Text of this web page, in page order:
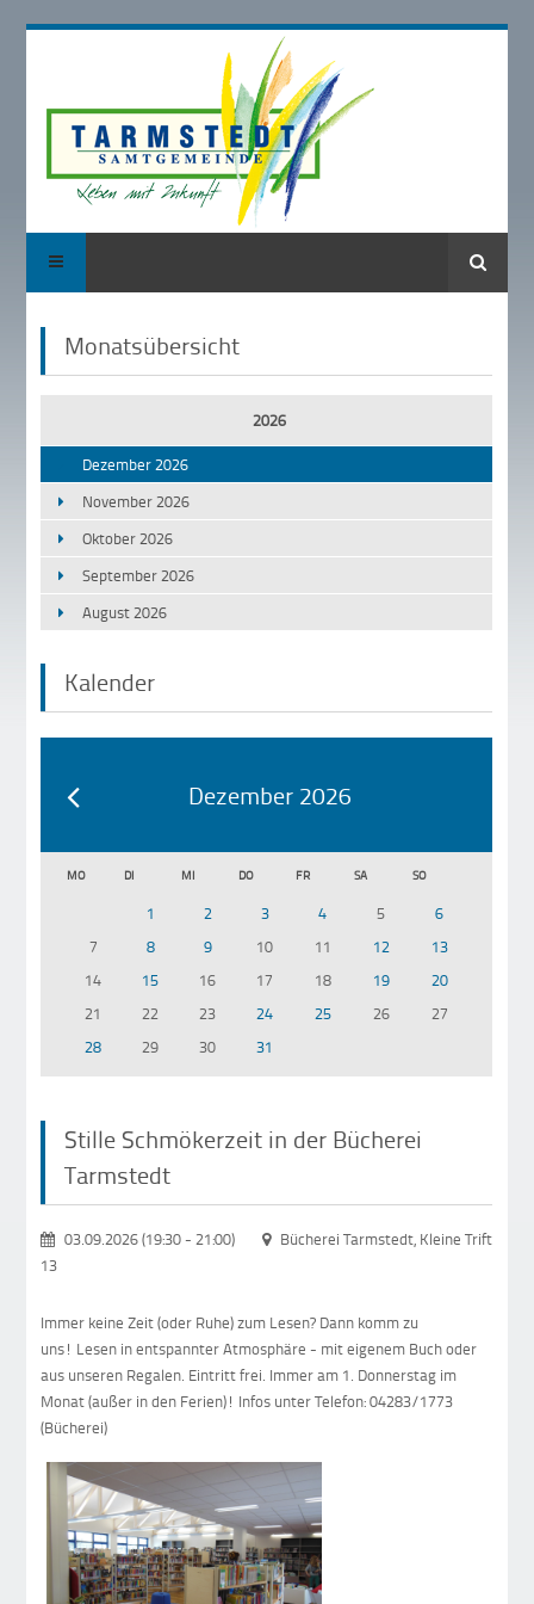
Suche
Monatsübersicht
2026
Dezember 2026
November 2026
Oktober 2026
September 2026
August 2026
Kalender
Dezember 2026
MO DI MI DO FR SA SO
1 2 3 4 5
6
7
8 9 10 11 12
13
14
15 16 17 18 19
20
21
22 23 24 25 26
27
28
29 30 31
Stille Schmökerzeit in der Bücherei
Tarmstedt
03.09.2026 (19:30-21:00)
Bücherei Tarmstedt, Kleine Trift
13
Immer keine Zeit (oder Ruhe) zum Lesen? Dann komm zu
uns! Lesen in entspannter Atmosphäre - mit eigenem Buch oder
aus unseren Regalen. Eintritt frei. Immer am 1. Donnerstag im
Monat (außer in den Ferien)! Infos unter Telefon: 04283/1773
(Bücherei)